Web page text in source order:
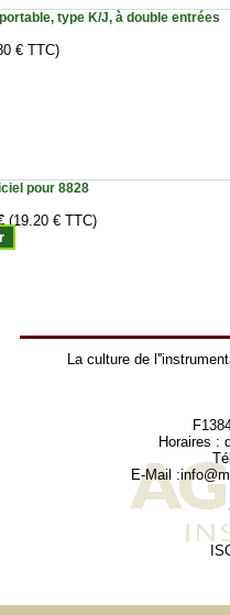
type K/J, à double entrées
€ TTC)
pour 8828
(19.20 € TTC)
La culture de
Horaires :
E-Mail :